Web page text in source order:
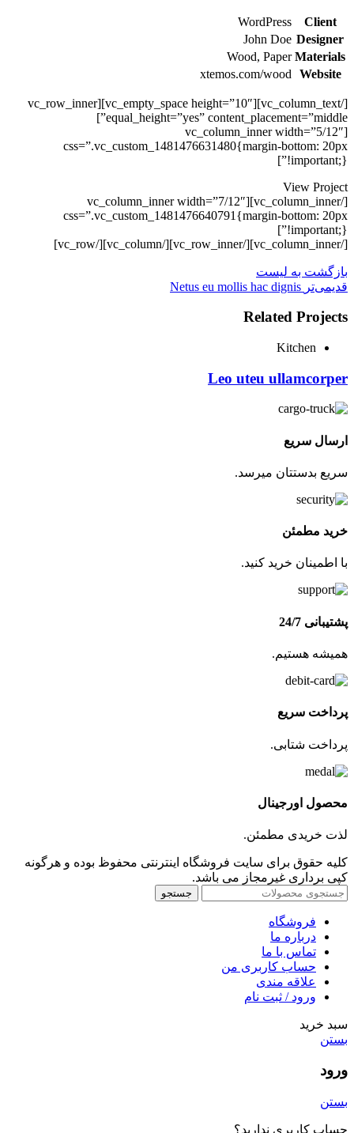
Client
WordPress
Designer
John Doe
Materials
Wood, Paper
Website
xtemos.com/wood
[/vc_column_text][vc_empty_space height=”10″][vc_row_inner
equal_height=”yes” content_placement=”middle”]
[vc_column_inner width=”5/12″
css=”.vc_custom_1481476631480{margin-bottom: 20px
!important;}”]
View Project
[/vc_column_inner][vc_column_inner width=”7/12″
css=”.vc_custom_1481476640791{margin-bottom: 20px
!important;}”]
[/vc_column_inner][/vc_row_inner][/vc_column][/vc_row]
بازگشت به لیست
قدیمی‌تر Netus eu mollis hac dignis
Related Projects
Kitchen
Leo uteu ullamcorper
ارسال سریع
سریع بدستتان میرسد.
خرید مطمئن
با اطمینان خرید کنید.
پشتیبانی 24/7
همیشه هستیم.
پرداخت سریع
پرداخت شتابی.
محصول اورجینال
لذت خریدی مطمئن.
کلیه حقوق برای سایت فروشگاه اینترنتی محفوظ بوده و هرگونه
کپی برداری غیرمجاز می باشد.
جستجو
فروشگاه
درباره ما
تماس با ما
حساب کاربری من
علاقه مندی
ورود / ثبت نام
سبد خرید
بستن
ورود
بستن
حساب کاربری ندارید؟